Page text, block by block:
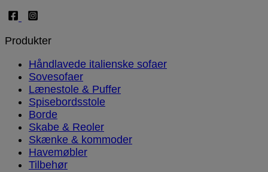
Produkter
Håndlavede italienske sofaer
Sovesofaer
Lænestole & Puffer
Spisebordsstole
Borde
Skabe & Reoler
Skænke & kommoder
Havemøbler
Tilbehør